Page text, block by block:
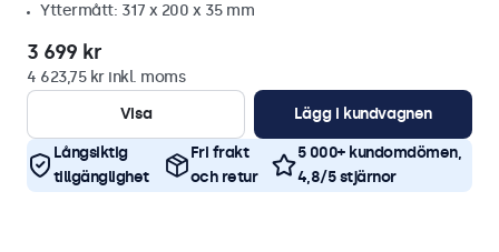
Yttermått: 317 x 200 x 35 mm
3 699 kr
4 623,75 kr inkl. moms
Visa
Lägg i kundvagnen
Långsiktig
tillgänglighet
Fri frakt
och retur
5 000+ kundomdömen,
4,8/5 stjärnor